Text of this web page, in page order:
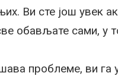
Ви сте још увек
обављате сами, у
проблеме, ви га